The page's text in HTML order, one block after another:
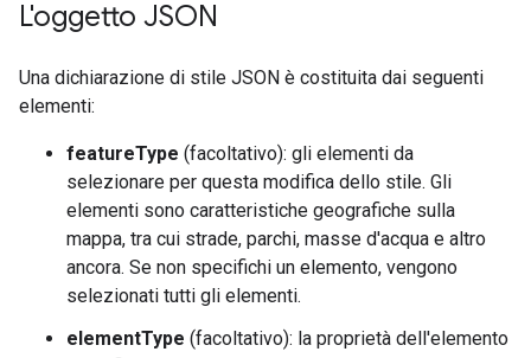
L'oggetto JSON
Una dichiarazione di stile JSON è costituita dai seguenti
elementi:
featureType (facoltativo): gli elementi da
selezionare per questa modifica dello stile. Gli
elementi sono caratteristiche geografiche sulla
mappa, tra cui strade, parchi, masse d'acqua e altro
ancora. Se non specifichi un elemento, vengono
selezionati tutti gli elementi.
elementType (facoltativo): la proprietà dell'elemento